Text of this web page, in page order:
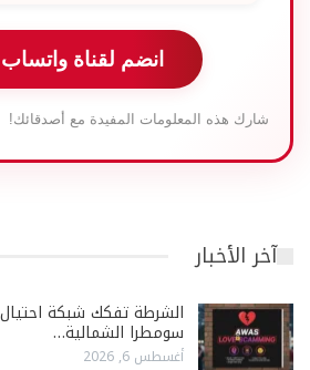
انضم لقناة واتساب
شارك هذه المعلومات المفيدة مع أصدقائك!
آخر الأخبار
الشرطة تفكك شبكة
سومطرا الشمالية…
أغسطس 6, 2026